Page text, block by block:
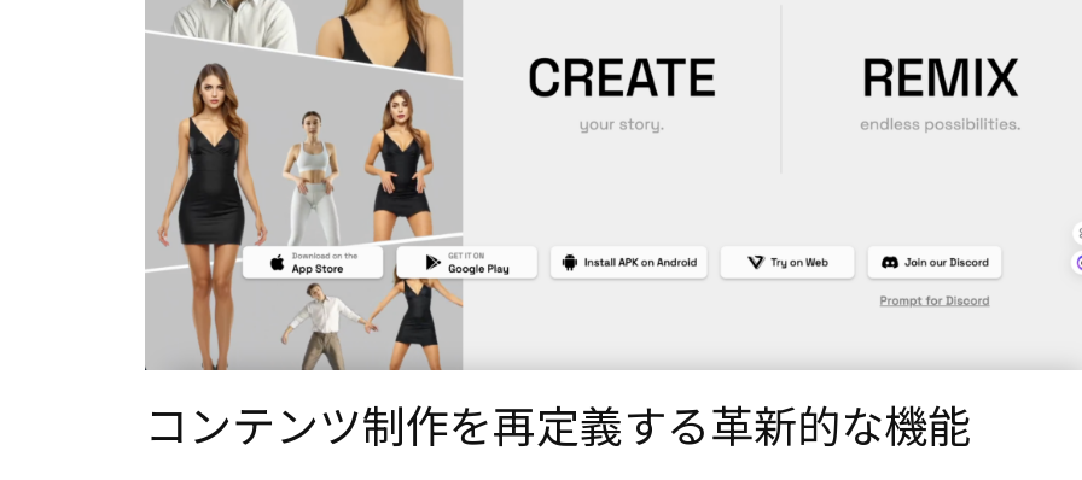
コンテンツ制作を再定義する革新的な機能